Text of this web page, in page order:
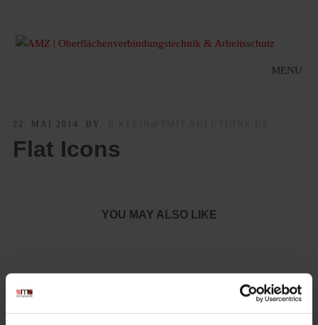
MENU
22. MAI 2014 BY
Flat Icons
YOU MAY ALSO LIKE
LeiKaFlex 1465-RE – Nachhaltiger Schutz für die Hände